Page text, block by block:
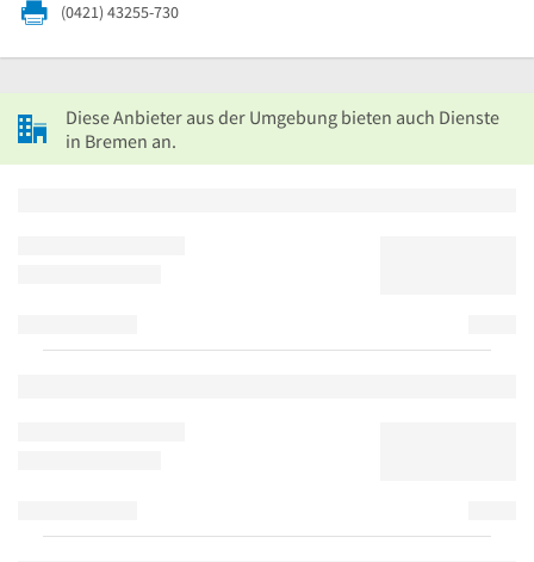
(0421) 43255-730
Diese Anbieter aus der Umgebung bieten auch Dienste
in Bremen an.